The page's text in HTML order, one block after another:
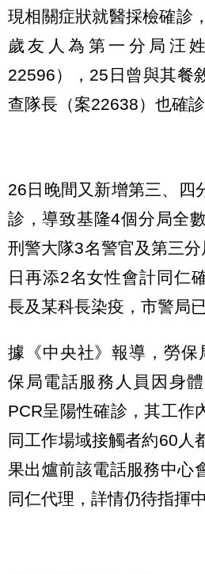
現相關症狀就醫採檢確診
歲友人為第一分局汪
22596），25日曾與其餐
查隊長（案22638）也確診
26日晚間又新增第三、四
診，導致基隆4個分局全
刑警大隊3名警官及第三
日再添2名女性會計同仁
長及某科長染疫，市警局
據《中央社》報導，勞保
保局電話服務人員因身
PCR呈陽性確診，其工作
同工作場域接觸者約60人
果出爐前該電話服務中心
同仁代理，詳情仍待指揮